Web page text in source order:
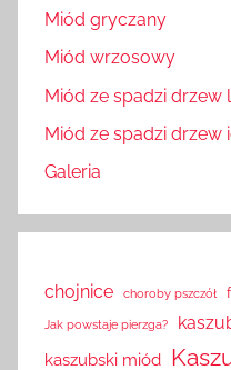
Miód gryczany
Miód wrzosowy
Miód ze spadzi drzew
Miód ze spadzi drzew
Galeria
chojnice choroby pszczół
Jak powstaje pierzga?
kaszubski miód